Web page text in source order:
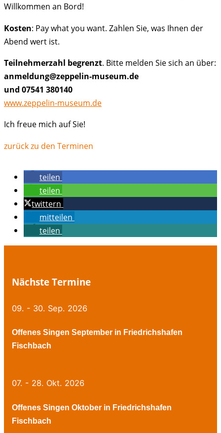
Willkommen an Bord!
Kosten: Pay what you want. Zahlen Sie, was Ihnen der
Abend wert ist.
Teilnehmerzahl begrenzt. Bitte melden Sie sich an über:
anmeldung@zeppelin-museum.de
und 07541 380140
www.zeppelin-museum.de
Ich freue mich auf Sie!
zurück zu den Terminen
teilen
teilen
twittern
mitteilen
teilen
Nächste Termine
09. - 30. Sep. 2026
Offenes Singen September in Friedrichshafen
Fischbach
07. - 28. Okt. 2026
Offenes Singen Oktober in Friedrichshafen
Fischbach